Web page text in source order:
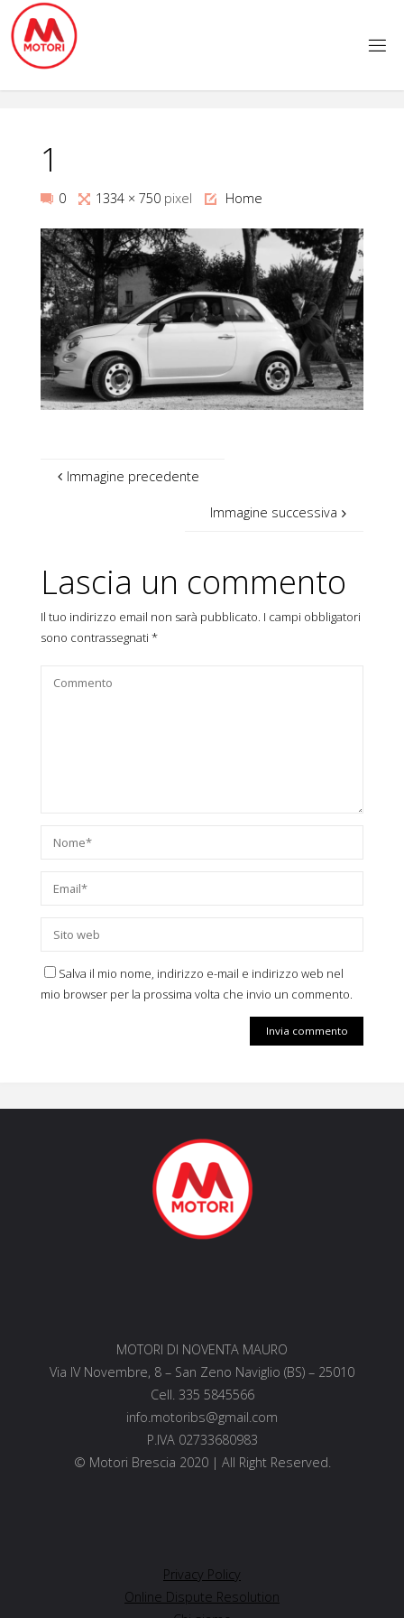
Salta
contenuto
1
0
Tutta1334 × 750 pixel Home
Immagine precedente
Immagine successiva
Lascia un commento
Il tuo indirizzo email non sarà pubblicato. I campi obbligatori
sono contrassegnati *
Salva il mio nome, indirizzo e-mail e indirizzo web nel
mio browser per la prossima volta che invio un commento.
MOTORI DI NOVENTA MAURO
Via IV Novembre, 8 – San Zeno Naviglio (BS) – 25010
Cell. 335 5845566
info.motoribs@gmail.com
P.IVA 02733680983
© Motori Brescia 2020 | All Right Reserved.
Privacy Policy
Online Dispute Resolution